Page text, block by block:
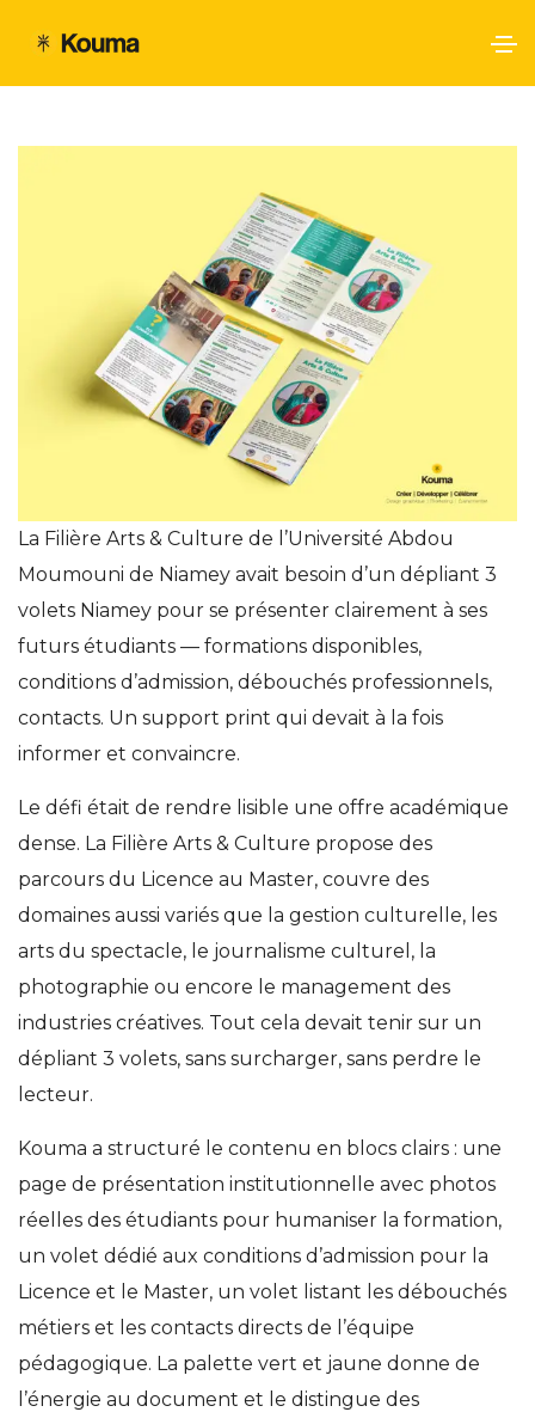
La Filière Arts & Culture de l’Université Abdou
Moumouni de Niamey avait besoin d’un dépliant 3
volets Niamey pour se présenter clairement à ses
futurs étudiants — formations disponibles,
conditions d’admission, débouchés professionnels,
contacts. Un support print qui devait à la fois
informer et convaincre.
Le défi était de rendre lisible une offre académique
dense. La Filière Arts & Culture propose des
parcours du Licence au Master, couvre des
domaines aussi variés que la gestion culturelle, les
arts du spectacle, le journalisme culturel, la
photographie ou encore le management des
industries créatives. Tout cela devait tenir sur un
dépliant 3 volets, sans surcharger, sans perdre le
lecteur.
Kouma a structuré le contenu en blocs clairs : une
page de présentation institutionnelle avec photos
réelles des étudiants pour humaniser la formation,
un volet dédié aux conditions d’admission pour la
Licence et le Master, un volet listant les débouchés
métiers et les contacts directs de l’équipe
pédagogique. La palette vert et jaune donne de
l’énergie au document et le distingue des